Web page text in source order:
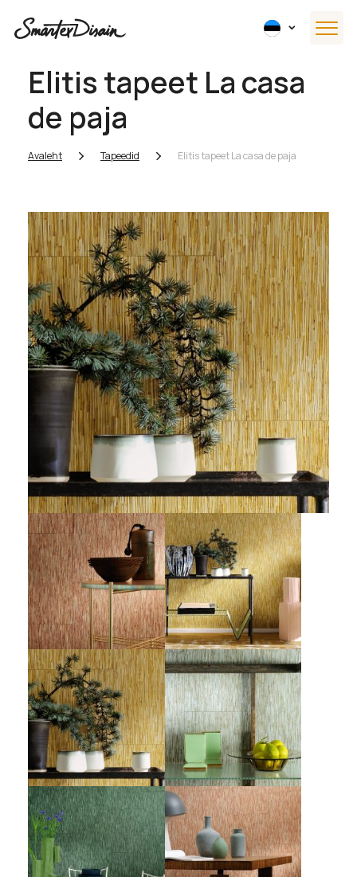
Elitis tapeet La casa
de paja
Avaleht Tapeedid Elitis tapeet La casa de paja